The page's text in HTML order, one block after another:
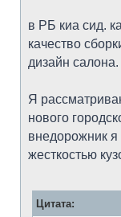
в РБ киа сид.
качество
дизайн салона.
Я
нового
внедорожник
жесткостью
Цитата: